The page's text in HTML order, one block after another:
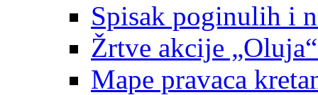
Spisak poginulih i
Žrtve akcije
Mape pravaca